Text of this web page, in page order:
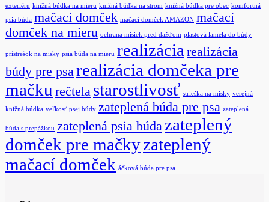
exteriéru knižná búdka na mieru knižná búdka na strom knižná búdka pre obec komfortná
psia búda mačací domček mačací domček AMAZON mačací
domček na mieru ochrana misiek pred dažďom plastová lamela do búdy
prístrešok na misky psia búda na mieru realizácia realizácia
búdy pre psarealizácia domčeka pre
mačku rečtela starostlivosť strieška na misky verejná
knižná búdka veľkosť psej búdy zateplená búda pre psa zateplená
búda s prepážkou zateplená psia búda zateplený
domček pre mačkyzateplený
mačací domček áčková búda pre psa